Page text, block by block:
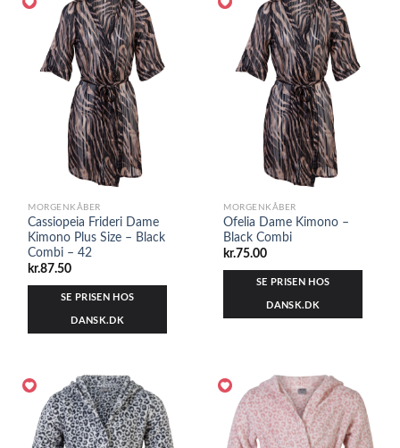
MORGENKÅBER
Cassiopeia Frideri Dame
Kimono Plus Size – Black
Combi – 42
kr.87.50
SE PRISEN HOS
DANSK.DK
MORGENKÅBER
Ofelia Dame Kimono –
Black Combi
kr.75.00
SE PRISEN HOS
DANSK.DK